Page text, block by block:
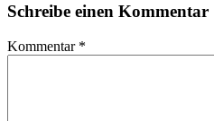
Schreibe einen Kommentar
Kommentar *